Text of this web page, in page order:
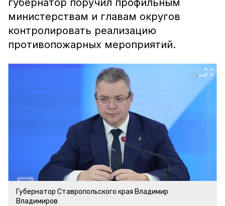
губернатор поручил профильным
министерствам и главам округов
контролировать реализацию
противопожарных мероприятий.
Губернатор Ставропольского края Владимир
Владимиров